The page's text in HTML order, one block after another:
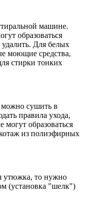
машине.
образоваться
удалить. Для белых
моющие средства,
стирки тонких
можно сушить в
правила ухода,
могут образоваться
из полиэфирных
утюжка, то нужно
(установка "шелк")